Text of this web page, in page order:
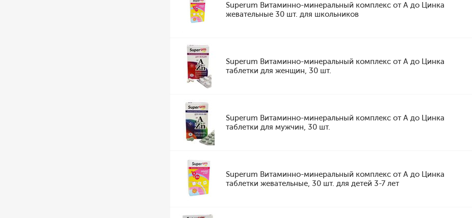
Superum Витаминно-минеральный комплекс от А до Цинка
жевательные 30 шт. для школьников
Superum Витаминно-минеральный комплекс от А до Цинка
таблетки для женщин, 30 шт.
Superum Витаминно-минеральный комплекс от А до Цинка
таблетки для мужчин, 30 шт.
Superum Витаминно-минеральный комплекс от А до Цинка
таблетки жевательные, 30 шт. для детей 3-7 лет